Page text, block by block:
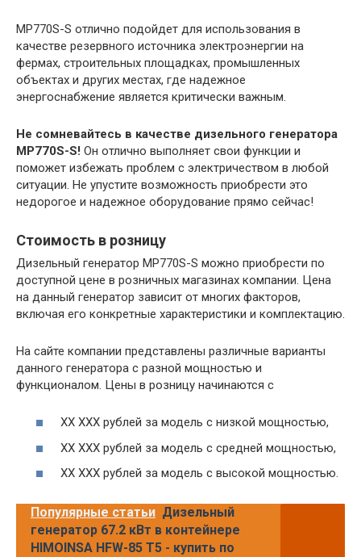
MP770S-S отлично подойдет для использования в
качестве резервного источника электроэнергии на
фермах, строительных площадках, промышленных
объектах и других местах, где надежное
энергоснабжение является критически важным.
Не сомневайтесь в качестве дизельного генератора
MP770S-S! Он отлично выполняет свои функции и
поможет избежать проблем с электричеством в любой
ситуации. Не упустите возможность приобрести это
недорогое и надежное оборудование прямо сейчас!
Стоимость в розницу
Дизельный генератор MP770S-S можно приобрести по
доступной цене в розничных магазинах компании. Цена
на данный генератор зависит от многих факторов,
включая его конкретные характеристики и комплектацию.
На сайте компании представлены различные варианты
данного генератора с разной мощностью и
функционалом. Цены в розницу начинаются с
XX XXX рублей за модель с низкой мощностью,
XX XXX рублей за модель с средней мощностью,
XX XXX рублей за модель с высокой мощностью.
Популярные статьи Дизельный
генератор 67.2 кВт в контейнере
HIMOINSA HFW-85 T5 - купить по